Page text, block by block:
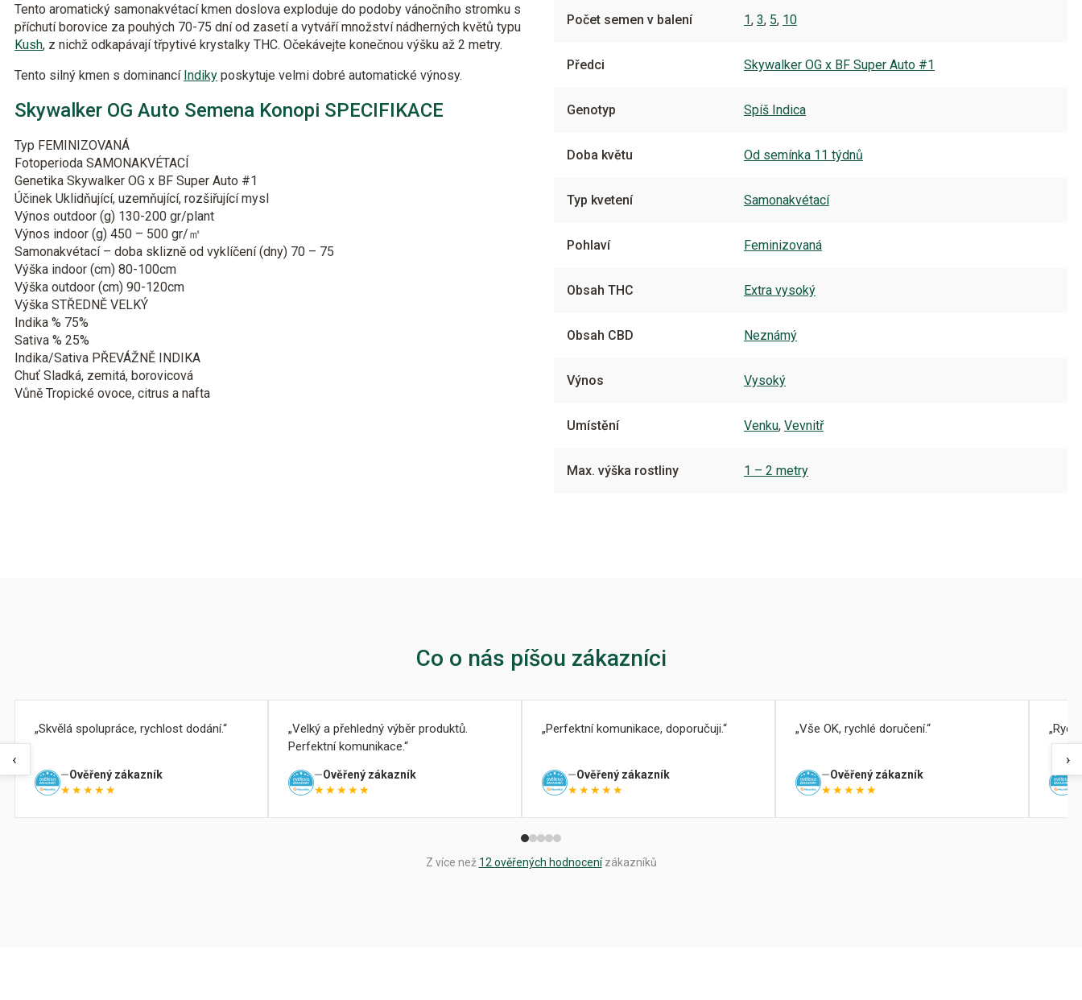
Tento aromatický samonakvétací kmen doslova exploduje do podoby vánočního stromku s
příchutí borovice za pouhých 70-75 dní od zasetí a vytváří množství nádherných květů typu
Kush, z nichž odkapávají třpytivé krystalky THC. Očekávejte konečnou výšku až 2 metry.
Tento silný kmen s dominancí Indiky poskytuje velmi dobré automatické výnosy.
Skywalker OG Auto Semena Konopi SPECIFIKACE
Typ FEMINIZOVANÁ
Fotoperioda SAMONAKVÉTACÍ
Genetika Skywalker OG x BF Super Auto #1
Účinek Uklidňující, uzemňující, rozšiřující mysl
Výnos outdoor (g) 130-200 gr/plant
Výnos indoor (g) 450 – 500 gr/㎡
Samonakvétací – doba sklizně od vyklíčení (dny) 70 – 75
Výška indoor (cm) 80-100cm
Výška outdoor (cm) 90-120cm
Výška STŘEDNĚ VELKÝ
Indika % 75%
Sativa % 25%
Indika/Sativa PŘEVÁŽNĚ INDIKA
Chuť Sladká, zemitá, borovicová
Vůně Tropické ovoce, citrus a nafta
Počet semen v balení 1, 3, 5, 10
Předci Skywalker OG x BF Super Auto #1
Genotyp Spíš Indica
Doba květu Od semínka 11 týdnů
Typ kvetení Samonakvétací
Pohlaví Feminizovaná
Obsah THC Extra vysoký
Obsah CBD Neznámý
Výnos Vysoký
Umístění Venku, Vevnitř
Max. výška rostliny 1 – 2 metry
Co o nás píšou zákazníci
‹
Skvělá spolupráce, rychlost dodání.
Ověřený zákazník
★★★★★
Velký a přehledný výběr produktů.
Perfektní komunikace.
Ověřený zákazník
★★★★★
Perfektní komunikace, doporučuji.
Ověřený zákazník
★★★★★
Vše OK, rychlé doručení.
Ověřený zákazník
★★★★★
›
Z více než 12 ověřených hodnocenízákazníků